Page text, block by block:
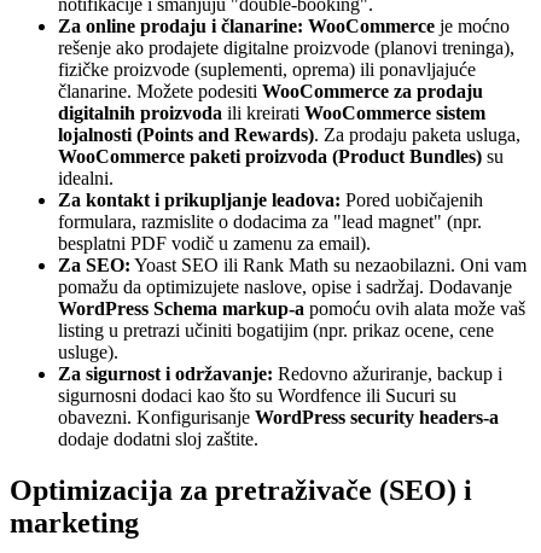
Za online prodaju i članarine: WooCommerce je moćno
rešenje ako prodajete digitalne proizvode (planovi treninga),
fizičke proizvode (suplementi, oprema) ili ponavljajuće
članarine. Možete podesiti WooCommerce za prodaju
digitalnih proizvoda ili kreirati WooCommerce sistem
lojalnosti (Points and Rewards). Za prodaju paketa usluga,
WooCommerce paketi proizvoda (Product Bundles) su
idealni.
Za kontakt i prikupljanje leadova: Pored uobičajenih
formulara, razmislite o dodacima za "lead magnet" (npr.
besplatni PDF vodič u zamenu za email).
Za SEO: Yoast SEO ili Rank Math su nezaobilazni. Oni vam
pomažu da optimizujete naslove, opise i sadržaj. Dodavanje
WordPress Schema markup-a pomoću ovih alata može vaš
listing u pretrazi učiniti bogatijim (npr. prikaz ocene, cene
usluge).
Za sigurnost i održavanje: Redovno ažuriranje, backup i
sigurnosni dodaci kao što su Wordfence ili Sucuri su
obavezni. Konfigurisanje WordPress security headers-a
dodaje dodatni sloj zaštite.
Optimizacija za pretraživače (SEO) i
marketing